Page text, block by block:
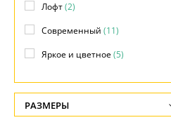
Лофт(2)
Современный (11)
Яркое и цветное(5)
РАЗМЕРЫ